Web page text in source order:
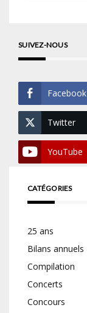
SUIVEZ-NOUS
Facebook
Twitter
YouTube
CATÉGORIES
25 ans
Bilans annuels
Compilation
Concerts
Concours